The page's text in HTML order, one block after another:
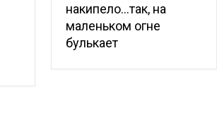
накипело…так, на
маленьком огне
булькает